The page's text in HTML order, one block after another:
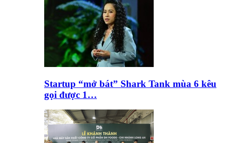
Startup “mở bát” Shark Tank mùa 6 kêu
gọi được 1…